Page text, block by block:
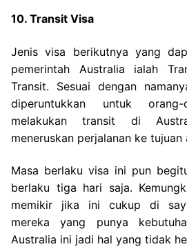
10. Transit Visa
Jenis visa berikutnya yang
pemerintah Australia ialah
Transit. Sesuai dengan
diperuntukkan untuk
melakukan transit di
meneruskan perjalanan ke tujuan
Masa berlaku visa ini pun
berlaku tiga hari saja.
memikir jika ini cukup di
mereka yang punya
Australia ini jadi hal yang tidak